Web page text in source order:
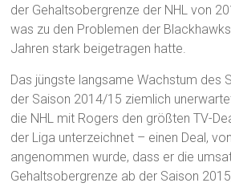
der Gehaltsobergrenze der NHL von
was zu den Problemen der
Jahren stark beigetragen hatte.
Das jüngste langsame Wachstum des
der Saison 2014/15 ziemlich
die NHL mit Rogers den größten TV-
der Liga unterzeichnet – einen Deal,
angenommen wurde, dass er die
Gehaltsobergrenze ab der Saison